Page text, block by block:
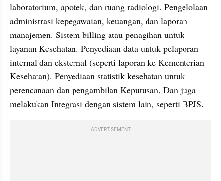
laboratorium, apotek, dan ruang radiologi. Pengelolaan
administrasi kepegawaian, keuangan, dan laporan
manajemen. Sistem billing atau penagihan untuk
layanan Kesehatan. Penyediaan data untuk pelaporan
internal dan eksternal (seperti laporan ke Kementerian
Kesehatan). Penyediaan statistik kesehatan untuk
perencanaan dan pengambilan Keputusan. Dan juga
melakukan Integrasi dengan sistem lain, seperti BPJS.
ADVERTISEMENT